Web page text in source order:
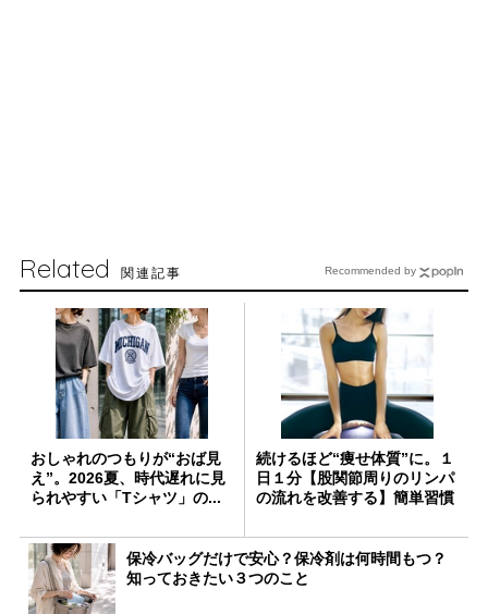
Related 関連記事
おしゃれのつもりが“おば見
え”。2026夏、時代遅れに見
られやすい「Tシャツ」の...
続けるほど“痩せ体質”に。１
日１分【股関節周りのリンパ
の流れを改善する】簡単習慣
保冷バッグだけで安心？保冷剤は何時間もつ？
知っておきたい３つのこと
Recommended by